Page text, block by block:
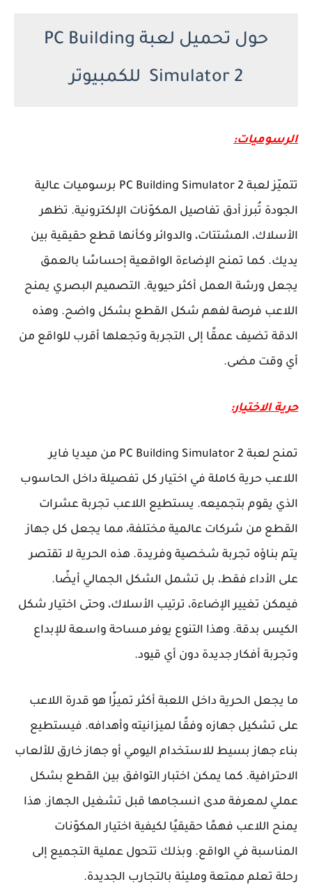
حول تحميل لعبة PC Building
Simulator 2 للكمبيوتر
الرسوميات:
تتميّز لعبة PC Building Simulator 2 برسوميات عالية
الجودة تُبرز أدق تفاصيل المكوّنات الإلكترونية. تظهر
الأسلاك، المشتتات، والدوائر وكأنها قطع حقيقية بين
يديك. كما تمنح الإضاءة الواقعية إحساسًا بالعمق
يجعل ورشة العمل أكثر حيوية. التصميم البصري يمنح
اللاعب فرصة لفهم شكل القطع بشكل واضح. وهذه
الدقة تضيف عمقًا إلى التجربة وتجعلها أقرب للواقع من
أي وقت مضى.
حرية الاختيار:
تمنح لعبة PC Building Simulator 2 من ميديا فاير
اللاعب حرية كاملة في اختيار كل تفصيلة داخل الحاسوب
الذي يقوم بتجميعه. يستطيع اللاعب تجربة عشرات
القطع من شركات عالمية مختلفة، مما يجعل كل جهاز
يتم بناؤه تجربة شخصية وفريدة. هذه الحرية لا تقتصر
على الأداء فقط، بل تشمل الشكل الجمالي أيضًا.
فيمكن تغيير الإضاءة، ترتيب الأسلاك، وحتى اختيار شكل
الكيس بدقة. وهذا التنوع يوفر مساحة واسعة للإبداع
وتجربة أفكار جديدة دون أي قيود.
ما يجعل الحرية داخل اللعبة أكثر تميزًا هو قدرة اللاعب
على تشكيل جهازه وفقًا لميزانيته وأهدافه. فيستطيع
بناء جهاز بسيط للاستخدام اليومي أو جهاز خارق للألعاب
الاحترافية. كما يمكن اختبار التوافق بين القطع بشكل
عملي لمعرفة مدى انسجامها قبل تشغيل الجهاز. هذا
يمنح اللاعب فهمًا حقيقيًا لكيفية اختيار المكوّنات
المناسبة في الواقع. وبذلك تتحول عملية التجميع إلى
رحلة تعلم ممتعة ومليئة بالتجارب الجديدة.